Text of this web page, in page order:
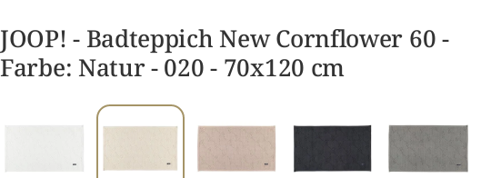
JOOP! - Badteppich New Cornflower 60 -
Farbe: Natur - 020 - 70x120 cm